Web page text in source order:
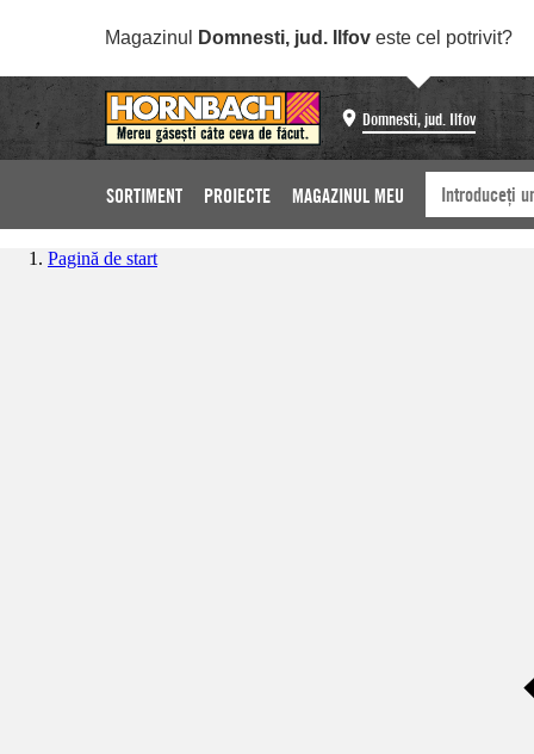
Magazinul Domnesti, jud. Ilfov este cel potrivit?
Domnesti, jud. Ilfov
SORTIMENT PROIECTE MAGAZINUL MEU
Pagină de start